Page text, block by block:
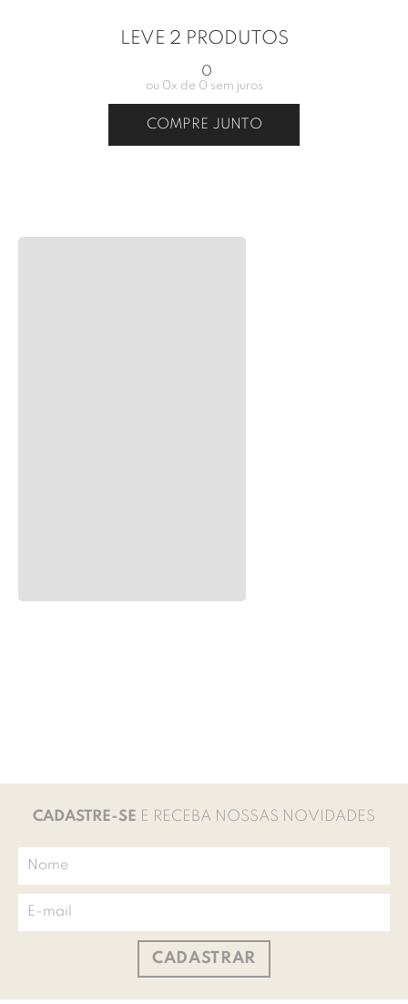
LEVE 2 PRODUTOS
0
ou 0x de 0 sem juros
COMPRE JUNTO
CADASTRE-SE E RECEBA NOSSAS NOVIDADES
CADASTRAR